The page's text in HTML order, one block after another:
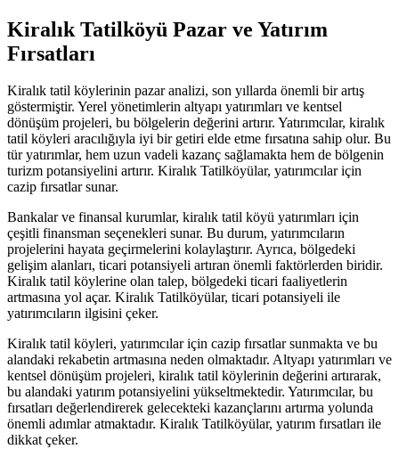
Kiralık Tatilköyü Pazar ve Yatırım
Fırsatları
Kiralık tatil köylerinin pazar analizi, son yıllarda önemli bir artış
göstermiştir. Yerel yönetimlerin altyapı yatırımları ve kentsel
dönüşüm projeleri, bu bölgelerin değerini artırır. Yatırımcılar, kiralık
tatil köyleri aracılığıyla iyi bir getiri elde etme fırsatına sahip olur. Bu
tür yatırımlar, hem uzun vadeli kazanç sağlamakta hem de bölgenin
turizm potansiyelini artırır. Kiralık Tatilköyülar, yatırımcılar için
cazip fırsatlar sunar.
Bankalar ve finansal kurumlar, kiralık tatil köyü yatırımları için
çeşitli finansman seçenekleri sunar. Bu durum, yatırımcıların
projelerini hayata geçirmelerini kolaylaştırır. Ayrıca, bölgedeki
gelişim alanları, ticari potansiyeli artıran önemli faktörlerden biridir.
Kiralık tatil köylerine olan talep, bölgedeki ticari faaliyetlerin
artmasına yol açar. Kiralık Tatilköyülar, ticari potansiyeli ile
yatırımcıların ilgisini çeker.
Kiralık tatil köyleri, yatırımcılar için cazip fırsatlar sunmakta ve bu
alandaki rekabetin artmasına neden olmaktadır. Altyapı yatırımları ve
kentsel dönüşüm projeleri, kiralık tatil köylerinin değerini artırarak,
bu alandaki yatırım potansiyelini yükseltmektedir. Yatırımcılar, bu
fırsatları değerlendirerek gelecekteki kazançlarını artırma yolunda
önemli adımlar atmaktadır. Kiralık Tatilköyülar, yatırım fırsatları ile
dikkat çeker.